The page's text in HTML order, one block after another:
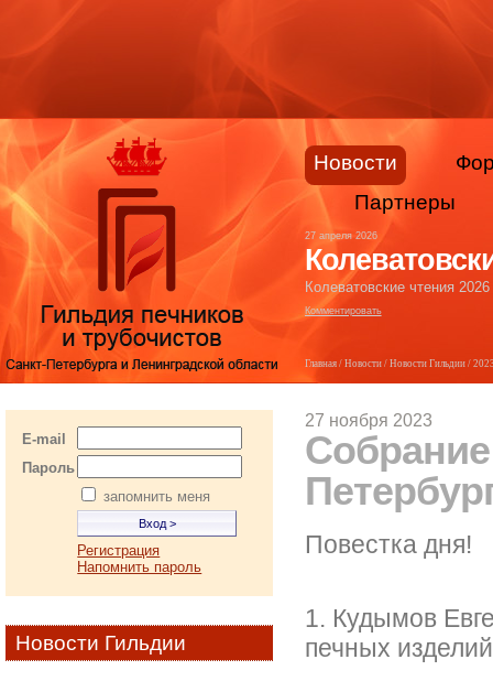
27 ноября 2023
Повестка дня!
1. Кудымов
печных
Главная/ Новости/ Новости Гильдии/
E-mail
Пароль
запомнить меня
Регистрация
Напомнить пароль
Новости Гильдии
Новости
Партнеры
27 апреля 2026
Колеватовские чтения
Комментировать